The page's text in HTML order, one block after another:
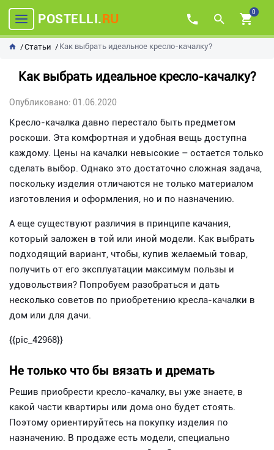
POSTELLI.RU 0
Статьи Как выбрать идеальное кресло-качалку?
Как выбрать идеальное кресло-качалку?
Опубликовано: 01.06.2020
Кресло-качалка давно перестало быть предметом
роскоши. Эта комфортная и удобная вещь доступна
каждому. Цены на качалки невысокие – остается только
сделать выбор. Однако это достаточно сложная задача,
поскольку изделия отличаются не только материалом
изготовления и оформления, но и по назначению.
А еще существуют различия в принципе качания,
который заложен в той или иной модели. Как выбрать
подходящий вариант, чтобы, купив желаемый товар,
получить от его эксплуатации максимум пользы и
удовольствия? Попробуем разобраться и дать
несколько советов по приобретению кресла-качалки в
дом или для дачи.
{{pic_42968}}
Не только что бы вязать и дремать
Решив приобрести кресло-качалку, вы уже знаете, в
какой части квартиры или дома оно будет стоять.
Поэтому ориентируйтесь на покупку изделия по
назначению. В продаже есть модели, специально